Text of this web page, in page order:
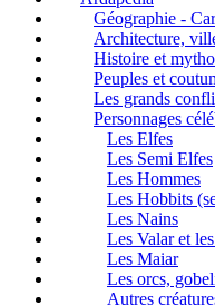
Géographie -
Architecture,
Histoire et
Peuples et
Les grands
Personnages
Les Elfes
Les Semi Elfes
Les Hommes
Les Hobbits
Les Nains
Les Valar et
Les Maiar
Les orcs,
Autres